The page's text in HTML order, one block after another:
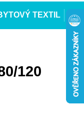
TEXTIL
120